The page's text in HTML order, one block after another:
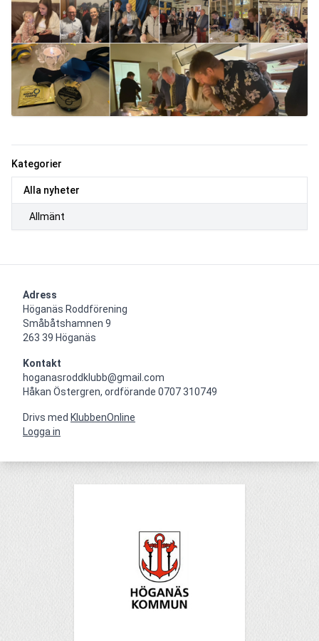
Kategorier
Alla nyheter
Allmänt
Adress
Höganäs Roddförening
Småbåtshamnen 9
263 39 Höganäs
Kontakt
hoganasroddklubb@gmail.com
Håkan Östergren, ordförande 0707 310749
Drivs med KlubbenOnline
Logga in